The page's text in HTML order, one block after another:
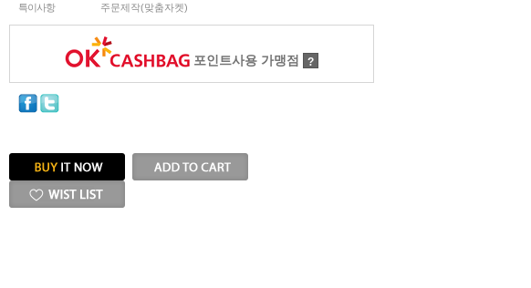
특이사항 주문제작(맞춤자켓)
포인트사용 가맹점 ?